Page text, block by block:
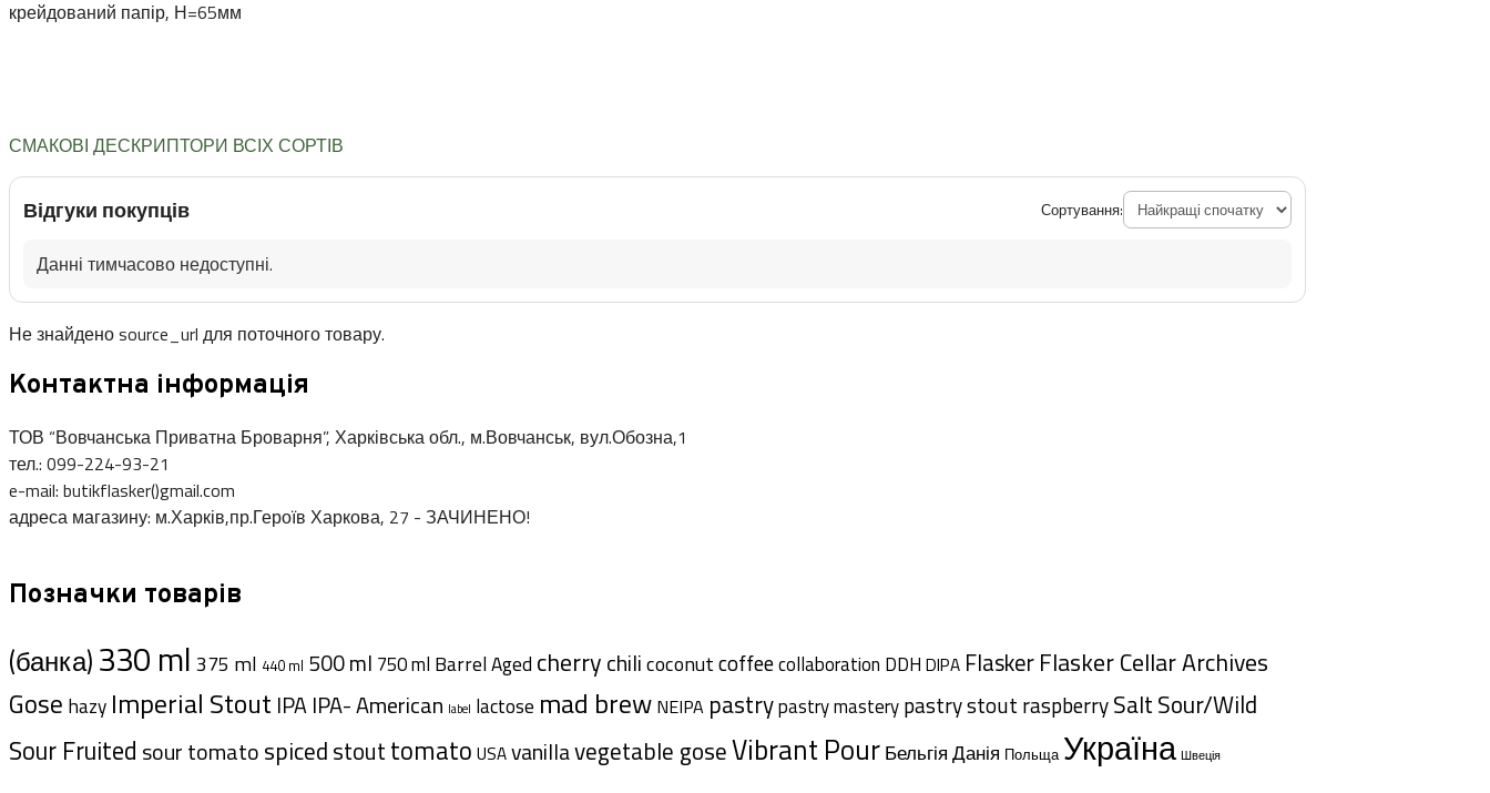
крейдований папір, Н=65мм
СМАКОВІ ДЕСКРИПТОРИ ВСІХ СОРТІВ
Відгуки покупців Сортування:
Данні тимчасово недоступні.
Не знайдено source_url для поточного товару.
Контактна інформація
ТОВ “Вовчанська Приватна Броварня”, Харківська обл., м.Вовчанськ, вул.Обозна,1
тел.: 099-224-93-21
e-mail: butikflasker()gmail.com
адреса магазину: м.Харків,пр.Героїв Харкова, 27 - ЗАЧИНЕНО!
Позначки товарів
(банка)330 ml 375 ml 440 ml 500 ml 750 ml Barrel Aged cherrychilicoconutcoffeecollaboration DDH DIPA FlaskerFlasker Cellar Archives
Gose hazy Imperial Stout IPA IPA- American label lactose mad brew NEIPA pastrypastry masterypastry stout raspberrySaltSour/Wild
Sour Fruited sour tomatospicedstouttomato USAvanillavegetable goseVibrant PourБельгіяДанія Польща Україна Швеція